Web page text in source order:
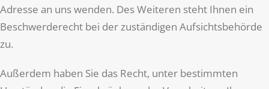
Adresse an uns wenden. Des Weiteren steht Ihnen ein
Beschwerderecht bei der zuständigen Aufsichtsbehörde
zu.
Außerdem haben Sie das Recht, unter bestimmten